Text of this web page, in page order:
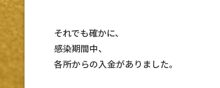
それでも確かに、
感染期間中、
各所からの入金がありました。